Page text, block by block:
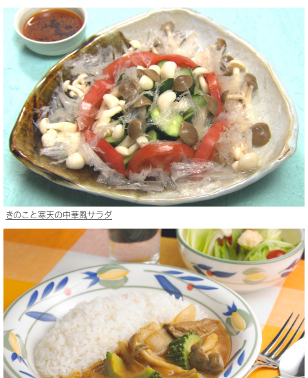
きのこと寒天の中華風サラダ